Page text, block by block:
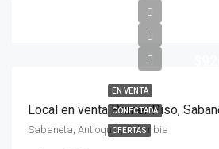
EN VENTA
CONECTADA
OFERTAS
Sabaneta, Antioquia, Colombia